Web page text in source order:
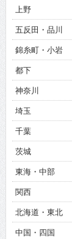
上野
五反田・品川
錦糸町・小岩
都下
神奈川
埼玉
千葉
茨城
東海・中部
関西
北海道・東北
中国・四国